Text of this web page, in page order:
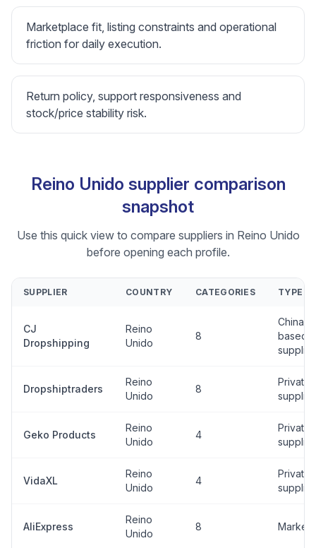
Marketplace fit, listing constraints and operational
friction for daily execution.
Return policy, support responsiveness and
stock/price stability risk.
Reino Unido supplier comparison
snapshot
Use this quick view to compare suppliers in Reino Unido
before opening each profile.
SUPPLIER COUNTRY CATEGORIES TYPE
CJ
Dropshipping
Reino
Unido
8
China-
based
supplier
Dropshiptraders
Reino
Unido
8
Private
supplier
Geko Products
Reino
Unido
4
Private
supplier
VidaXL
Reino
Unido
4
Private
supplier
AliExpress
Reino
Unido
8